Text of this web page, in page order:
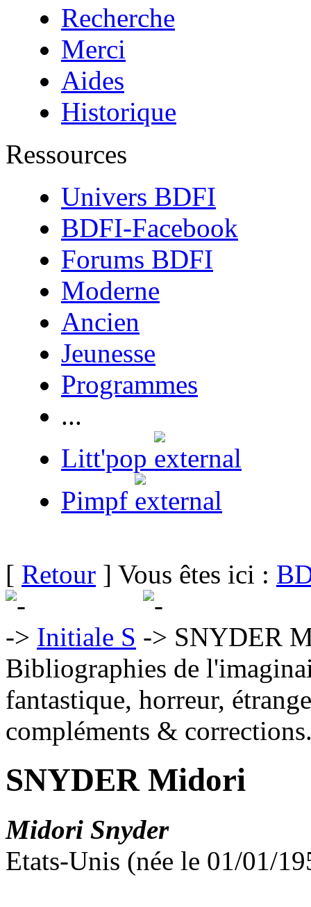
Recherche
Merci
Aides
Historique
Ressources
Univers BDFI
BDFI-Facebook
Forums BDFI
Moderne
Ancien
Jeunesse
Programmes
...
Litt'pop
Pimpf
[ Retour ] Vous êtes ici :
Initiale S
SNYDER
Bibliographies de
fantastique, horreur,
compléments &
SNYDER Midori
Midori Snyder
Etats-Unis (née le 01/01/